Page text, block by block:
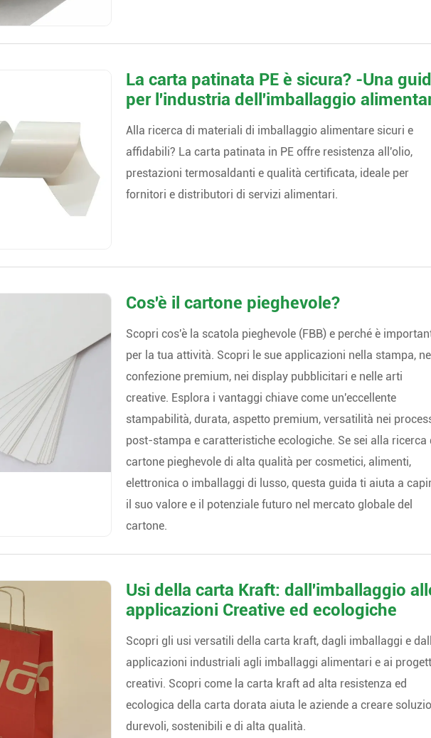
La carta patinata PE è sicura? -Una
per l'industria dell'imballaggio
Alla ricerca di materiali di imballaggio alimentare sicuri e
affidabili? La carta patinata in PE offre resistenza all'olio,
prestazioni termosaldanti e qualità certificata, ideale per
fornitori e distributori di servizi alimentari.
Cos'è il cartone pieghevole?
Scopri cos'è la scatola pieghevole (FBB) e perché è
per la tua attività. Scopri le sue applicazioni nella stampa,
confezione premium, nei display pubblicitari e nelle arti
creative. Esplora i vantaggi chiave come un'eccellente
stampabilità, durata, aspetto premium, versatilità nei
post-stampa e caratteristiche ecologiche. Se sei alla ricerca
cartone pieghevole di alta qualità per cosmetici, alimenti,
elettronica o imballaggi di lusso, questa guida ti aiuta a
il suo valore e il potenziale futuro nel mercato globale del
cartone.
Usi della carta Kraft: dall'imballaggio
applicazioni Creative ed ecologiche
Scopri gli usi versatili della carta kraft, dagli imballaggi e
applicazioni industriali agli imballaggi alimentari e ai
creativi. Scopri come la carta kraft ad alta resistenza ed
ecologica della carta dorata aiuta le aziende a creare
durevoli, sostenibili e di alta qualità.